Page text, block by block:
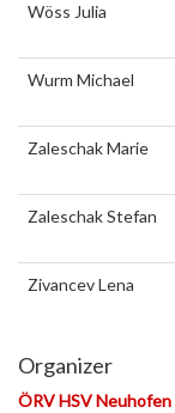
Wöss Julia
Wurm Michael
Zaleschak Marie
Zaleschak Stefan
Zivancev Lena
Organizer
ÖRV HSV